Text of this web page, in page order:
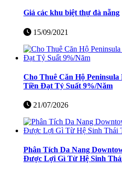
Giá các khu biệt thự đà nẵng
15/09/2021
Cho Thuê Căn Hộ
Tiền Đạt Tỷ Suất 9%/Năm
21/07/2026
Phân Tích Da Nang
Được Lợi Gì Từ Hệ Sinh